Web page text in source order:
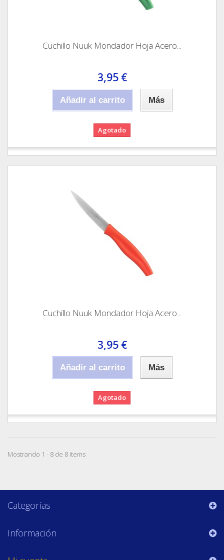
Cuchillo Nuuk Mondador Hoja Acero...
3,95 €
Añadir al carrito Más
Agotado
Cuchillo Nuuk Mondador Hoja Acero...
3,95 €
Añadir al carrito Más
Agotado
Mostrando 1 - 8 de 8 items
Categorías
Información